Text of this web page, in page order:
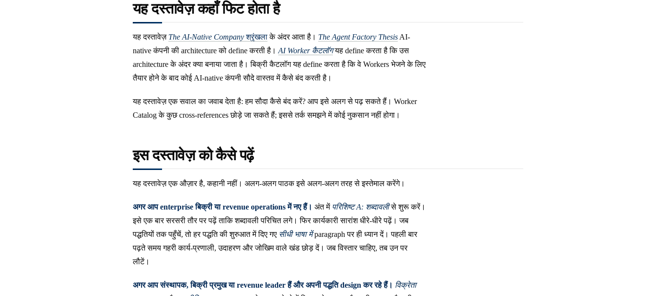
यह दस्तावेज़ कहाँ फिट होता है
यह दस्तावेज़ The AI-Native Companyश्रृंखलाके अंदर आता है। The Agent Factory Thesis AI-
native कंपनी की architecture को define करती है। AI Worker कैटलॉगयह define करता है कि उस
architecture के अंदर क्या बनाया जाता है। बिक्री कैटलॉग यह define करता है कि वे Workers भेजने के लिए
तैयार होने के बाद कोई AI-native कंपनी सौदे वास्तव में कैसे बंद करती है।
यह दस्तावेज़ एक सवाल का जवाब देता है: हम सौदा कैसे बंद करें? आप इसे अलग से पढ़ सकते हैं। Worker
Catalog के कुछ cross-references छोड़े जा सकते हैं; इससे तर्क समझने में कोई नुकसान नहीं होगा।
इस दस्तावेज़ को कैसे पढ़ें
यह दस्तावेज़ एक औज़ार है, कहानी नहीं। अलग-अलग पाठक इसे अलग-अलग तरह से इस्तेमाल करेंगे।
अगर आप enterprise बिक्री या revenue operations में नए हैं। अंत में परिशिष्ट A: शब्दावलीसे शुरू करें।
इसे एक बार सरसरी तौर पर पढ़ें ताकि शब्दावली परिचित लगे। फिर कार्यकारी सारांश धीरे-धीरे पढ़ें। जब
पद्धतियों तक पहुँचें, तो हर पद्धति की शुरुआत में दिए गए सीधी भाषा मेंparagraph पर ही ध्यान दें। पहली बार
पढ़ते समय गहरी कार्य-प्रणाली, उदाहरण और जोखिम वाले खंड छोड़ दें। जब विस्तार चाहिए, तब उन पर
लौटें।
अगर आप संस्थापक, बिक्री प्रमुख या revenue leader हैं और अपनी पद्धति design कर रहे हैं। विक्रेता